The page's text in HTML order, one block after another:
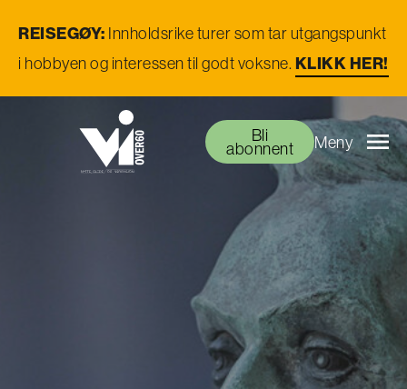
REISEGØY: Innholdsrike turer som tar utgangspunkt
i hobbyen og interessen til godt voksne.KLIKK HER!
Bli
abonnent Meny